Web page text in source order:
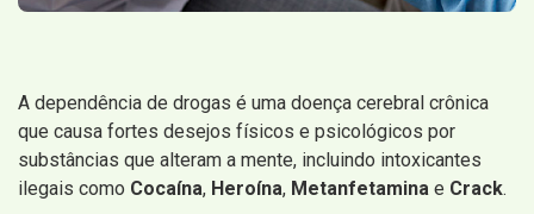
A dependência de drogas é uma doença cerebral crônica
que causa fortes desejos físicos e psicológicos por
substâncias que alteram a mente, incluindo intoxicantes
ilegais como Cocaína, Heroína, Metanfetamina e Crack.